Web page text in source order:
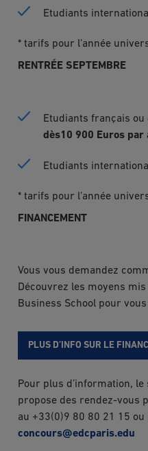
Etudiants
* tarifs pour l’année
RENTRÉE SEPTEMBRE
Etudiants français ou
dès10 900 Euros par
Etudiants
* tarifs pour l’année
FINANCEMENT
Vous vous demandez
Découvrez les moyens
Business School pour
PLUS D’INFO SUR LE
Pour plus d’information,
propose des rendez-vous
au +33(0)9 80 80 21 15
concours@edcparis.edu